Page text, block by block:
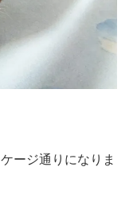
ージ通りになりま